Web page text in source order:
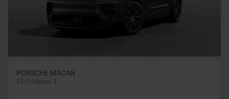
PORSCHE MACAN
$$/fr/Macan 4